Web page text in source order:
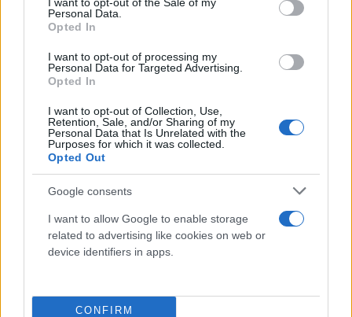
Personal Data.
Opted In
I want to opt-out of processing my
Personal Data for Targeted Advertising.
Opted In
I want to opt-out of Collection, Use,
Retention, Sale, and/or Sharing of my
Personal Data that Is Unrelated with the
Purposes for which it was collected.
Opted Out
Google consents
I want to allow Google to enable storage
related to advertising like cookies on web or
device identifiers in apps.
CONFIRM